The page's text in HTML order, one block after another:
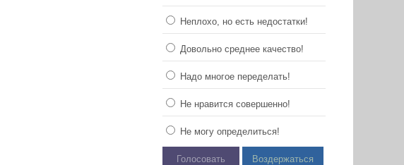
Неплохо, но есть недостатки!
Довольно среднее качество!
Надо многое переделать!
Не нравится совершенно!
Не могу определиться!
Голосовать Воздержаться